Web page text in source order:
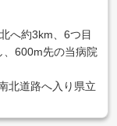
へ約3km、6つ目
600m先の当病院
北道路へ入り県立